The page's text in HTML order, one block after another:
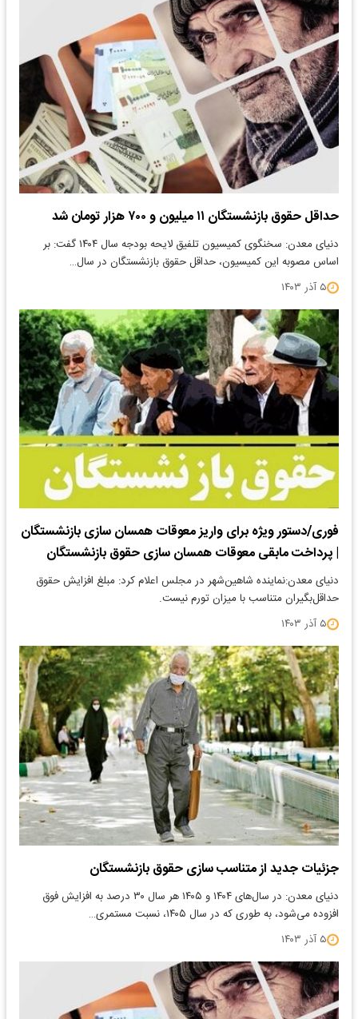
حداقل حقوق بازنشستگان ۱۱ میلیون و ۷۰۰ هزار تومان شد
دنیای معدن: سخنگوی کمیسیون تلفیق لایحه بودجه سال ۱۴۰۴ گفت: بر
اساس مصوبه این کمیسیون، حداقل حقوق بازنشستگان در سال…
۵ آذر ۱۴۰۳
فوری/دستور ویژه برای واریز معوقات همسان سازی بازنشستگان
| پرداخت مابقی معوقات همسان سازی حقوق بازنشستگان
دنیای معدن:نماینده شاهین‌شهر در مجلس اعلام کرد: مبلغ افزایش حقوق
حداقل‌بگیران متناسب با میزان تورم نیست.
۵ آذر ۱۴۰۳
جزئیات جدید از متناسب سازی حقوق بازنشستگان
دنیای معدن: در سال‌های ۱۴۰۴ و ۱۴۰۵ هر سال ۳۰ درصد به افزایش فوق
افزوده می‌شود، به طوری که در سال ۱۴۰۵، نسبت مستمری…
۵ آذر ۱۴۰۳